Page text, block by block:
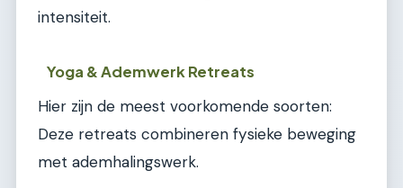
intensiteit.
Yoga & Ademwerk Retreats
Hier zijn de meest voorkomende soorten:
Deze retreats combineren fysieke beweging
met ademhalingswerk.